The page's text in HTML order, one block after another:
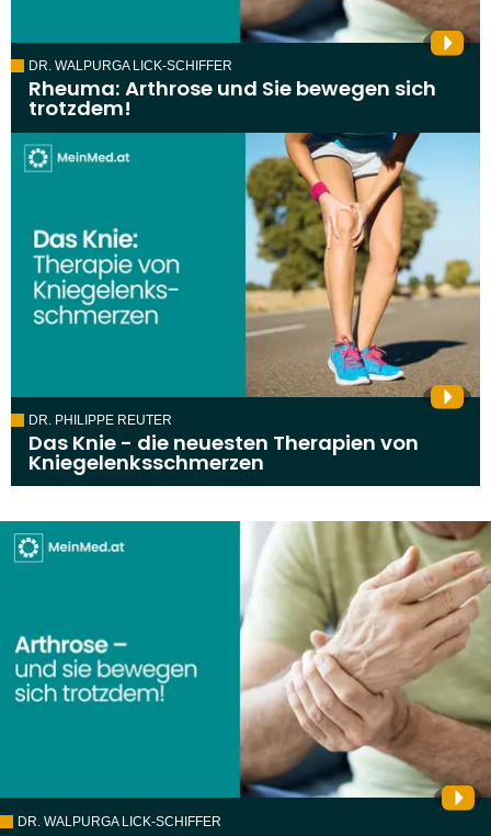
DR. WALPURGA LICK-SCHIFFER
Rheuma: Arthrose und Sie bewegen sich
trotzdem!
DR. PHILIPPE REUTER
Das Knie - die neuesten Therapien von
Kniegelenksschmerzen
DR. WALPURGA LICK-SCHIFFER